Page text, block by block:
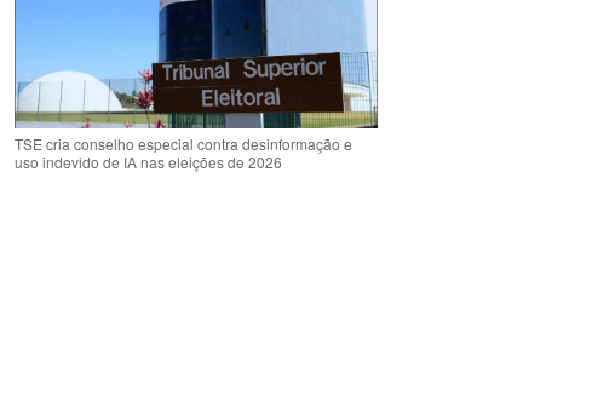
TSE cria conselho especial contra desinformação e
uso indevido de IA nas eleições de 2026